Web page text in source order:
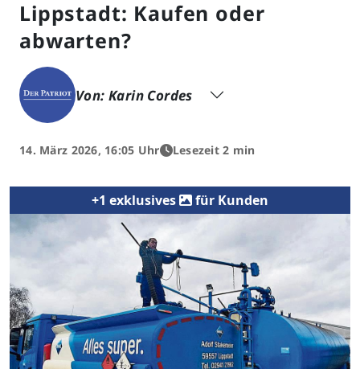
Lippstadt: Kaufen oder
abwarten?
Von: Karin Cordes
14. März 2026, 16:05 Uhr Lesezeit 2 min
+1 exklusives für Kunden